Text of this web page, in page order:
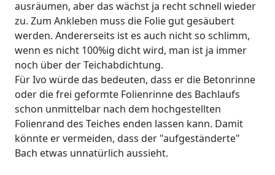
ausräumen, aber das wächst ja recht schnell wieder
zu. Zum Ankleben muss die Folie gut gesäubert
werden. Andererseits ist es auch nicht so schlimm,
wenn es nicht 100%ig dicht wird, man ist ja immer
noch über der Teichabdichtung.
Für Ivo würde das bedeuten, dass er die Betonrinne
oder die frei geformte Folienrinne des Bachlaufs
schon unmittelbar nach dem hochgestellten
Folienrand des Teiches enden lassen kann. Damit
könnte er vermeiden, dass der "aufgeständerte"
Bach etwas unnatürlich aussieht.